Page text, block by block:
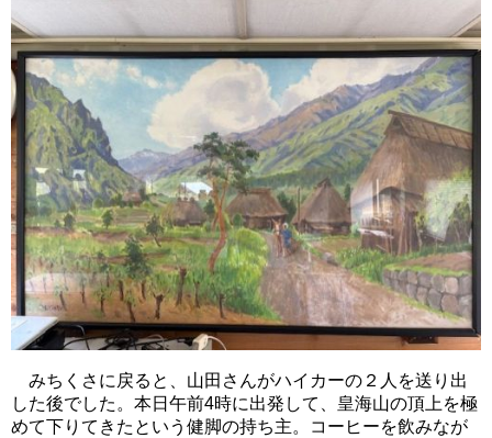
みちくさに戻ると、山田さんがハイカーの２人を送り出
した後でした。本日午前4時に出発して、皇海山の頂上を極
めて下りてきたという健脚の持ち主。コーヒーを飲みなが